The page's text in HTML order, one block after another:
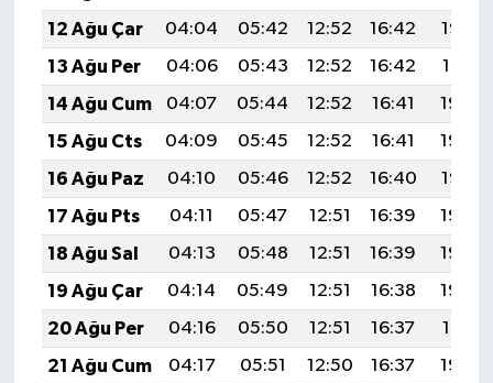
12 Ağu Çar
04:04 05:42 12:52 16:42
19:52
13 Ağu Per
04:06 05:43 12:52 16:42
19:51
14 Ağu Cum
04:07 05:44 12:52 16:41
19:50
15 Ağu Cts
04:09 05:45 12:52 16:41
19:48
16 Ağu Paz
04:10 05:46 12:52 16:40
19:47
17 Ağu Pts
04:11 05:47 12:51 16:39
19:46
18 Ağu Sal
04:13 05:48 12:51 16:39
19:44
19 Ağu Çar
04:14 05:49 12:51 16:38
19:43
20 Ağu Per
04:16 05:50 12:51 16:37
19:41
21 Ağu Cum
04:17 05:51 12:50 16:37
19:40